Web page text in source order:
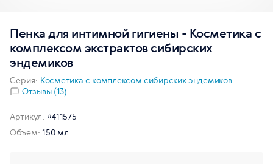
Пенка для интимной гигиены - Косметика с
комплексом экстрактов сибирских
эндемиков
Серия: Косметика с комплексом сибирских эндемиков
Отзывы (13)
Артикул: #411575
Объем: 150 мл